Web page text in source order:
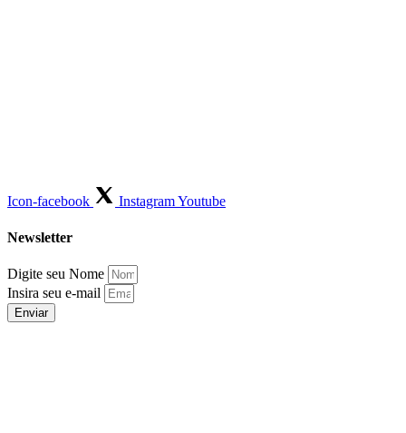
Icon-facebook InstagramYoutube
Newsletter
Digite seu Nome
Insira seu e-mail
Enviar